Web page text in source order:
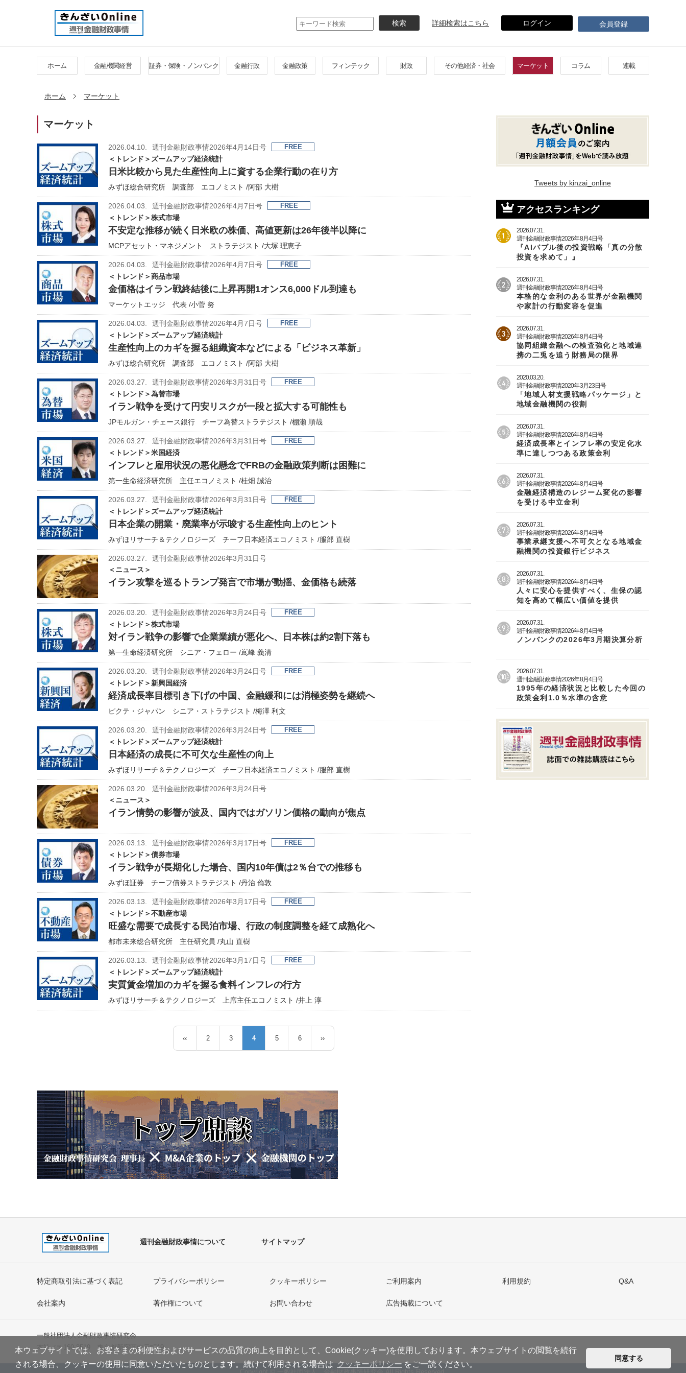
本ウェブサイトでは、お客さまの利便性およびサービスの品質の向上を目的として、Cookie(クッキー)を使用しております。本ウェブサイトの閲覧を続行
される場合、クッキーの使用に同意いただいたものとします。続けて利用される場合は クッキーポリシー をご一読ください。
同意する
イ
ン
テ
ン
詳細検索はこちら ログイン 会員登録
ホーム 金融機関経営 証券・保険・ノンバンク 金融行政 金融政策 フィンテック 財政 その他経済・社会 マーケット コラム 連載
ホーム マーケット
マーケット
2026.04.10. 週刊金融財政事情2026年4月14日号 FREE
＜トレンド＞ズームアップ経済統計
日米比較から見た生産性向上に資する企業行動の在り方
みずほ総合研究所 調査部 エコノミスト /阿部 大樹
2026.04.03. 週刊金融財政事情2026年4月7日号 FREE
＜トレンド＞株式市場
不安定な推移が続く日米欧の株価、高値更新は26年後半以降に
MCPアセット・マネジメント ストラテジスト /大塚 理恵子
2026.04.03. 週刊金融財政事情2026年4月7日号 FREE
＜トレンド＞商品市場
金価格はイラン戦終結後に上昇再開1オンス6,000ドル到達も
マーケットエッジ 代表 /小菅 努
2026.04.03. 週刊金融財政事情2026年4月7日号 FREE
＜トレンド＞ズームアップ経済統計
生産性向上のカギを握る組織資本などによる「ビジネス革新」
みずほ総合研究所 調査部 エコノミスト /阿部 大樹
2026.03.27. 週刊金融財政事情2026年3月31日号 FREE
＜トレンド＞為替市場
イラン戦争を受けて円安リスクが一段と拡大する可能性も
JPモルガン・チェース銀行 チーフ為替ストラテジスト /棚瀬 順哉
2026.03.27. 週刊金融財政事情2026年3月31日号 FREE
＜トレンド＞米国経済
インフレと雇用状況の悪化懸念でFRBの金融政策判断は困難に
第一生命経済研究所 主任エコノミスト /桂畑 誠治
2026.03.27. 週刊金融財政事情2026年3月31日号 FREE
＜トレンド＞ズームアップ経済統計
日本企業の開業・廃業率が示唆する生産性向上のヒント
みずほリサーチ＆テクノロジーズ チーフ日本経済エコノミスト /服部 直樹
2026.03.27.
週刊金融財政事情2026年3月31日号
＜ニュース＞
イラン攻撃を巡るトランプ発言で市場が動揺、金価格も続落
2026.03.20. 週刊金融財政事情2026年3月24日号 FREE
＜トレンド＞株式市場
対イラン戦争の影響で企業業績が悪化へ、日本株は約2割下落も
第一生命経済研究所 シニア・フェロー /嶌峰 義清
2026.03.20. 週刊金融財政事情2026年3月24日号 FREE
＜トレンド＞新興国経済
経済成長率目標引き下げの中国、金融緩和には消極姿勢を継続へ
ピクテ・ジャパン シニア・ストラテジスト /梅澤 利文
2026.03.20. 週刊金融財政事情2026年3月24日号 FREE
＜トレンド＞ズームアップ経済統計
日本経済の成長に不可欠な生産性の向上
みずほリサーチ＆テクノロジーズ チーフ日本経済エコノミスト /服部 直樹
2026.03.20.
週刊金融財政事情2026年3月24日号
＜ニュース＞
イラン情勢の影響が波及、国内ではガソリン価格の動向が焦点
2026.03.13. 週刊金融財政事情2026年3月17日号 FREE
＜トレンド＞債券市場
イラン戦争が長期化した場合、国内10年債は2％台での推移も
みずほ証券 チーフ債券ストラテジスト /丹治 倫敦
2026.03.13. 週刊金融財政事情2026年3月17日号 FREE
＜トレンド＞不動産市場
旺盛な需要で成長する民泊市場、行政の制度調整を経て成熟化へ
都市未来総合研究所 主任研究員 /丸山 直樹
2026.03.13. 週刊金融財政事情2026年3月17日号 FREE
＜トレンド＞ズームアップ経済統計
実質賃金増加のカギを握る食料インフレの行方
みずほリサーチ＆テクノロジーズ 上席主任エコノミスト /井上 淳
‹‹
2
3
ー
ジ
4
5
6
››
Tweets by kinzai_online
アクセスランキング
2026.07.31.
週刊金融財政事情2026年8月4日号
『AIバブル後の投資戦略「真の分散
投資を求めて」』
2026.07.31.
週刊金融財政事情2026年8月4日号
本格的な金利のある世界が金融機関
や家計の行動変容を促進
2026.07.31.
週刊金融財政事情2026年8月4日号
協同組織金融への検査強化と地域連
携の二兎を追う財務局の限界
2020.03.20.
週刊金融財政事情2020年3月23日号
「地域人材支援戦略パッケージ」と
地域金融機関の役割
2026.07.31.
週刊金融財政事情2026年8月4日号
経済成長率とインフレ率の安定化水
準に達しつつある政策金利
2026.07.31.
週刊金融財政事情2026年8月4日号
金融経済構造のレジーム変化の影響
を受ける中立金利
2026.07.31.
週刊金融財政事情2026年8月4日号
事業承継支援へ不可欠となる地域金
融機関の投資銀行ビジネス
2026.07.31.
週刊金融財政事情2026年8月4日号
人々に安心を提供すべく、生保の認
知を高めて幅広い価値を提供
2026.07.31.
週刊金融財政事情2026年8月4日号
ノンバンクの2026年3月期決算分析
2026.07.31.
週刊金融財政事情2026年8月4日号
1995年の経済状況と比較した今回の
政策金利1.0％水準の含意
週刊金融財政事情について サイトマップ
特定商取引法に基づく表記 プライバシーポリシー クッキーポリシー ご利用案内 利用規約 Q&A
会社案内 著作権について お問い合わせ 広告掲載について
一般社団法人金融財政事情研究会
本社／〒160-8519 東京都新宿区南元町19